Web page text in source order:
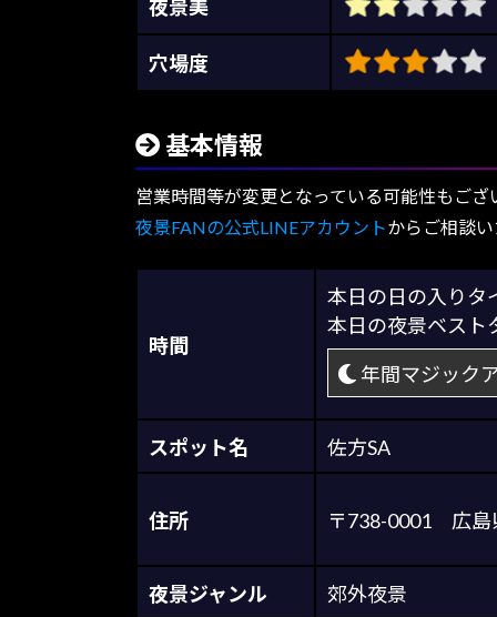
夜景美
穴場度
基本情報
営業時間等が変更となっている可能性もござ
夜景FANの公式LINEアカウントからご相談
時間
本日の日の入り
本日の夜景ベス
年間マジック
スポット名 佐方SA
住所 〒738-0001 広
夜景ジャンル 郊外夜景